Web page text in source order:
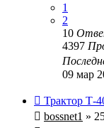
1
2
10
4397
09 мар
Трактор Т-
bossnet1 »